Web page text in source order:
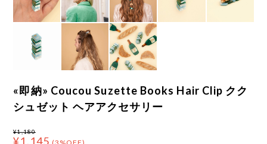
«即納» Coucou Suzette Books Hair Clip クク
シュゼット ヘアアクセサリー
¥1,180
¥1,145